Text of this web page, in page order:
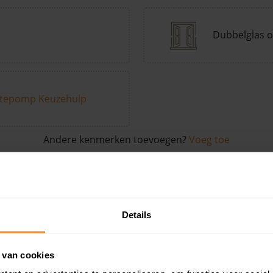
Details
cookies
Dubbelglas
Keuzehulp
Andere kenmerken toevoegen? Voeg toe
de buurt